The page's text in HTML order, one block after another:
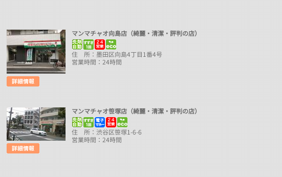
マンマチャオ向島店（綺麗・清潔・評判の店）
住 所：墨田区向島4丁目1番4号
営業時間：24時間
マンマチャオ笹塚店（綺麗・清潔・評判の店）
住 所：渋谷区笹塚1-6-6
営業時間：24時間